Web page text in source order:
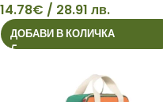
14
14.78€ / 28.91 лв.
ДОБАВИ В КОЛИЧКА